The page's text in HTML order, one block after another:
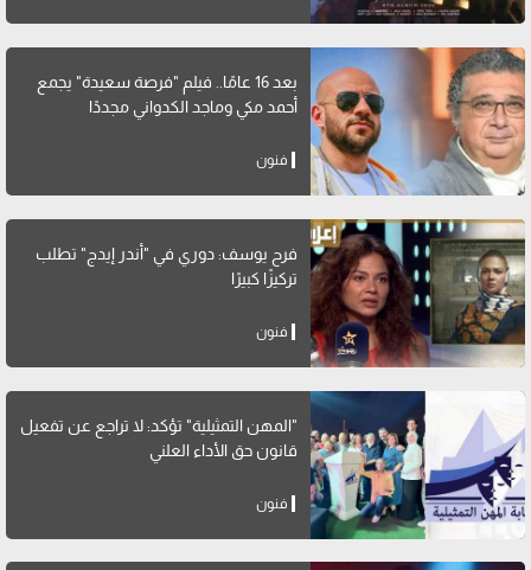
بعد 16 عامًا.. فيلم "فرصة سعيدة" يجمع
أحمد مكي وماجد الكدواني مجددًا
فنون
فرح يوسف: دوري في "أندر إيدج" تطلب
تركيزًا كبيرًا
فنون
"المهن التمثيلية" تؤكد: لا تراجع عن تفعيل
قانون حق الأداء العلني
فنون